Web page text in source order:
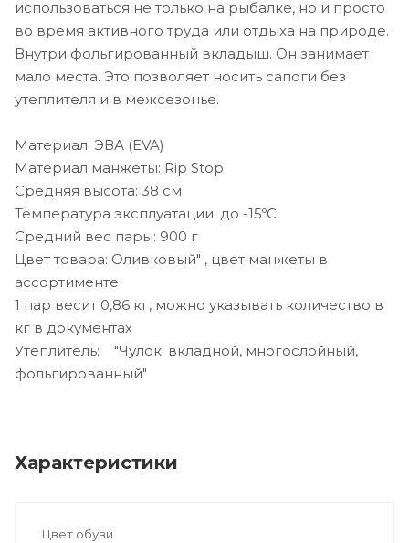
использоваться не только на рыбалке, но и просто
во время активного труда или отдыха на природе.
Внутри фольгированный вкладыш. Он занимает
мало места. Это позволяет носить сапоги без
утеплителя и в межсезонье.
Материал: ЭВА (EVA)
Материал манжеты: Rip Stop
Средняя высота: 38 см
Температура эксплуатации: до -15ºС
Средний вес пары: 900 г
Цвет товара: Оливковый" , цвет манжеты в
ассортименте
1 пар весит 0,86 кг, можно указывать количество в
кг в документах
Утеплитель: "Чулок: вкладной, многослойный,
фольгированный"
Характеристики
Цвет обуви